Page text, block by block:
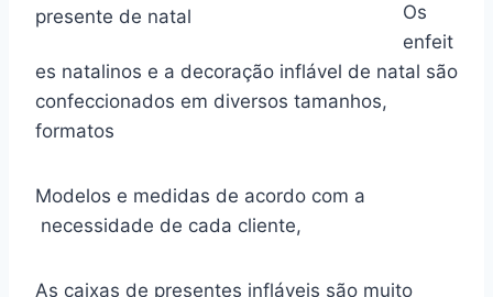
presente de natal
Os
enfeit
es natalinos e a decoração inflável de natal são
confeccionados em diversos tamanhos,
formatos
Modelos e medidas de acordo com a
necessidade de cada cliente,
As caixas de presentes infláveis são muito